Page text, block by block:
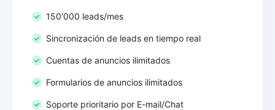
150'000 leads/mes
Sincronización de leads en tiempo real
Cuentas de anuncios ilimitados
Formularios de anuncios ilimitados
Soporte prioritario por E-mail/Chat